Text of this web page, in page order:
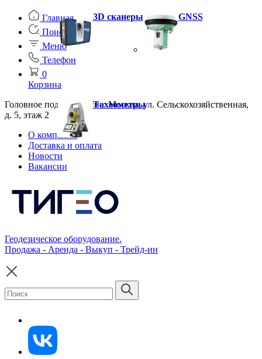
Главная
Поиск
Меню
Телефон
0
Корзина
Головное подразделение: Москва, ул. Сельскохозяйственная,
д. 5, этаж 2
О компании
Доставка и оплата
Новости
Вакансии
Геодезическое оборудование.
Продажа - Аренда - Выкуп - Трейд-ин
3D сканеры GNSS
Тахеометры